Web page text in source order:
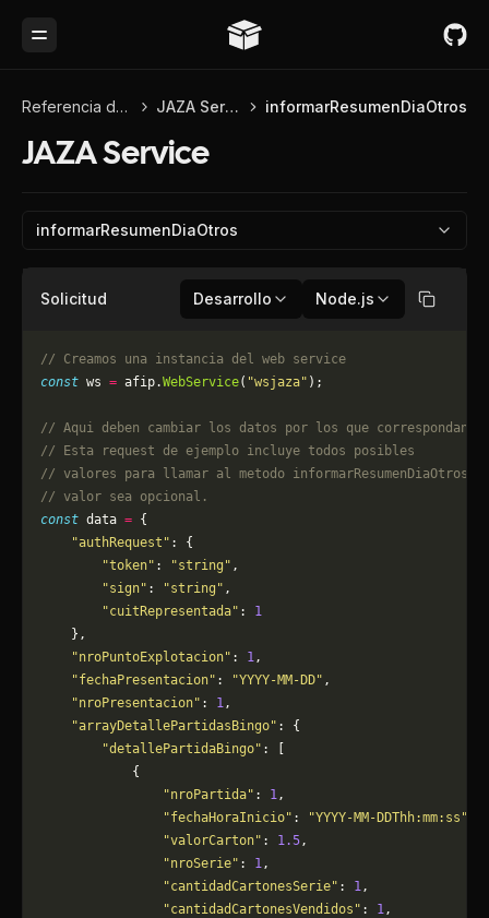
Toggle Menu
Referencia de API JAZA Service informarResumenDiaOtros
JAZA Service
informarResumenDiaOtros
Solicitud Desarrollo Node.js Copiar
// Creamos una instancia del web service
const ws = afip.WebService( "wsjaza" );
// Aqui deben cambiar los datos por los que correspondan.
// Esta request de ejemplo incluye todos posibles
// valores para llamar al metodo informarResumenDiaOtros,
// valor sea opcional.
const data = {
    "authRequest"
: {
        "token"
: "string" ,
        "sign"
: "string" ,
        "cuitRepresentada"
: 1
    },
    "nroPuntoExplotacion"
: 1,
    "fechaPresentacion"
: "YYYY-MM-DD" ,
    "nroPresentacion"
: 1,
    "arrayDetallePartidasBingo"
: {
        "detallePartidaBingo"
: [
            {
                "nroPartida"
: 1,
                "fechaHoraInicio"
: "YYYY-MM-DDThh:mm:ss"
                "valorCarton"
: 1.5,
                "nroSerie"
: 1,
                "cantidadCartonesSerie"
: 1,
                "cantidadCartonesVendidos"
: 1,